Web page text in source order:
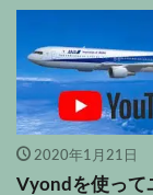
2020年1月21日
Vyondを使って